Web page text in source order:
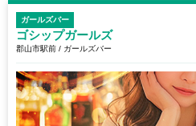
ガールズバー
ゴシップガールズ
郡山市駅前 / ガールズバー